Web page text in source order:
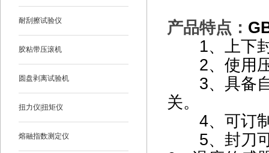
耐刮擦试验仪
胶粘带压滚机
圆盘剥离试验机
扭力仪|扭矩仪
熔融指数测定仪
产品特点：
1、上下封
2、使用压
3、具备自
关。
4、可订制
5、封刀可